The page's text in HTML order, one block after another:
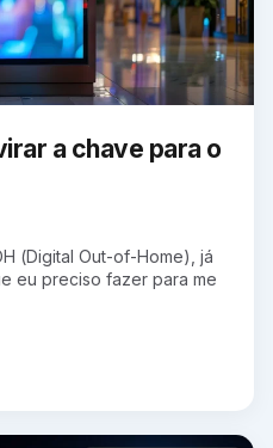
a chave para o
(Digital Out-of-Home), já
eu preciso fazer para me